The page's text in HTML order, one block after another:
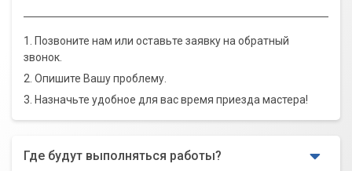
1. Позвоните нам или оставьте заявку на обратный
звонок.
2. Опишите Вашу проблему.
3. Назначьте удобное для вас время приезда мастера!
Где будут выполняться работы?